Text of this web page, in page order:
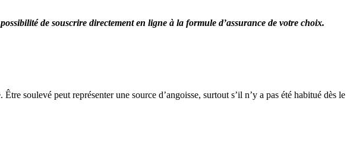
de souscrire directement en ligne à la formule d’assurance de votre choix.
soulevé peut représenter une source d’angoisse, surtout s’il n’y a pas été habitué dès le